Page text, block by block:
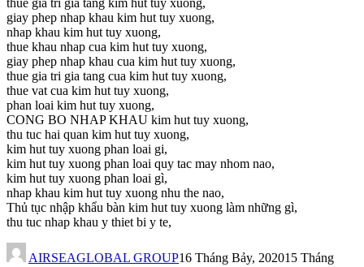
giay phep nhap khau kim hut tuy xuong,
nhap khau kim hut tuy xuong,
thue khau nhap cua kim hut tuy xuong,
giay phep nhap khau cua kim hut tuy xuong,
thue gia tri gia tang cua kim hut tuy xuong,
thue vat cua kim hut tuy xuong,
phan loai kim hut tuy xuong,
CONG BO NHAP KHAU kim hut tuy xuong,
thu tuc hai quan kim hut tuy xuong,
kim hut tuy xuong phan loai gi,
kim hut tuy xuong phan loai quy tac may nhom nao,
kim hut tuy xuong phan loai gì,
nhap khau kim hut tuy xuong nhu the nao,
Thủ tục nhập khẩu bàn kim hut tuy xuong làm những gì,
thu tuc nhap khau y thiet bi y te,
AIRSEAGLOBAL GROUP16 Tháng Bảy, 202015 Tháng